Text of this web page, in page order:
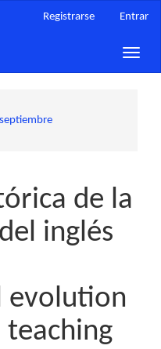
Registrarse Entrar
Toggle
de la
inglés
evolution